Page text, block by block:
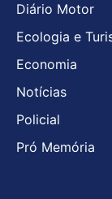
Diário Motor
Ecologia e
Economia
Notícias
Policial
Pró Memória